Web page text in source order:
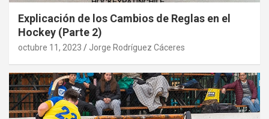
Explicación de los Cambios de Reglas en el
Hockey (Parte 2)
octubre 11, 2023 Jorge Rodríguez Cáceres